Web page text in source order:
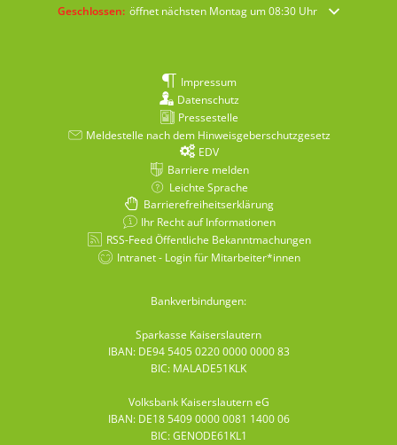
Klicken, um weitere Öffnungs- oder Schließzeiten auszublenden
Geschlossen: öffnet nächsten Montag um 08:30 Uhr
Impressum
Datenschutz
Pressestelle
Meldestelle nach dem Hinweisgeberschutzgesetz
EDV
Barriere melden
Leichte Sprache
Barrierefreiheitserklärung
Ihr Recht auf Informationen
RSS-Feed Öffentliche Bekanntmachungen
Intranet - Login für Mitarbeiter*innen
Bankverbindungen:
Sparkasse Kaiserslautern
IBAN: DE94 5405 0220 0000 0000 83
BIC: MALADE51KLK
Volksbank Kaiserslautern eG
IBAN: DE18 5409 0000 0081 1400 06
BIC: GENODE61KL1